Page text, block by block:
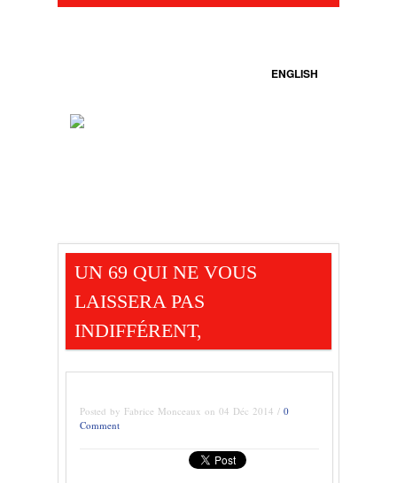
ENGLISH
UN 69 QUI NE VOUS
LAISSERA PAS
INDIFFÉRENT,
Posted by Fabrice Monceaux on 04 Déc 2014 / 0
Comment